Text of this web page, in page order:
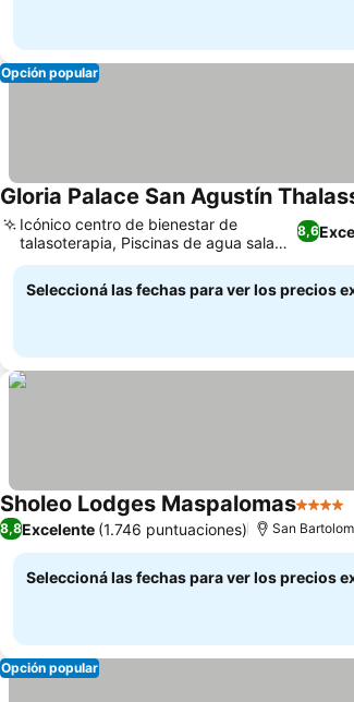
Opción popular
Gloria Palace San Agustín
8,6
Icónico centro de bienestar de
talasoterapia, Piscinas de agua salada
de doble nivel
Seleccioná las fechas para ver los precios
Sholeo Lodges Maspalomas4
8,8Excelente (1.746 puntuaciones) San
Seleccioná las fechas para ver los precios
Opción popular